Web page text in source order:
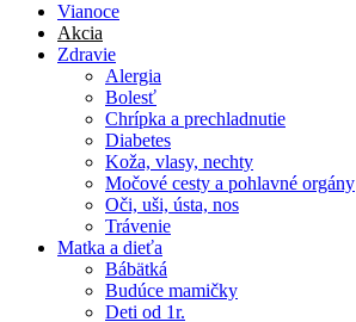
Vianoce
Akcia
Zdravie
Alergia
Bolesť
Chrípka a prechladnutie
Diabetes
Koža, vlasy, nechty
Močové cesty a pohlavné orgány
Oči, uši, ústa, nos
Trávenie
Matka a dieťa
Bábätká
Budúce mamičky
Deti od 1r.